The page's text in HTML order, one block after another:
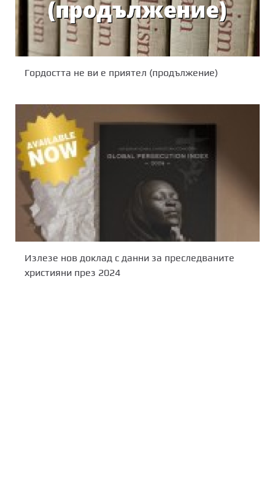
Гордостта не ви е приятел (продължение)
Излезе нов доклад с данни за преследваните
християни през 2024